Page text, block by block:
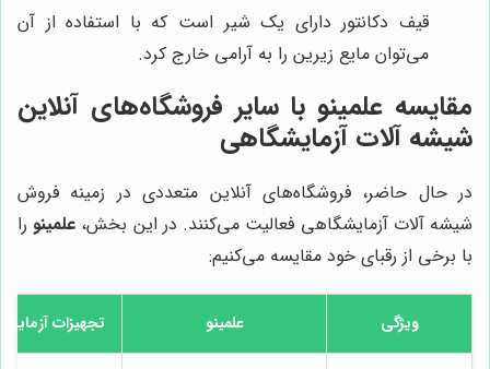
قیف دکانتور دارای یک شیر است که با استفاده از آن
می‌توان مایع زیرین را به آرامی خارج کرد.
مقایسه علمینو با سایر فروشگاه‌های آنلاین
شیشه آلات آزمایشگاهی
در حال حاضر، فروشگاه‌های آنلاین متعددی در زمینه فروش
شیشه آلات آزمایشگاهی فعالیت می‌کنند. در این بخش، علمینورا
با برخی از رقبای خود مقایسه می‌کنیم:
ویژگی علمینو تجهیزات